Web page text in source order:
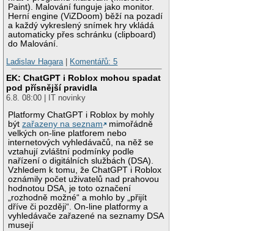
Paint). Malování funguje jako monitor.
Herní engine (ViZDoom) běží na pozadí
a každý vykreslený snímek hry vkládá
automaticky přes schránku (clipboard)
do Malování.
Ladislav Hagara| Komentářů: 5
EK: ChatGPT i Roblox mohou spadat
pod přísnější pravidla
6.8. 08:00 | IT novinky
Platformy ChatGPT i Roblox by mohly
býtzařazeny na seznam
mimořádně
velkých on-line platforem nebo
internetových vyhledávačů, na něž se
vztahují zvláštní podmínky podle
nařízení o digitálních službách (DSA).
Vzhledem k tomu, že ChatGPT i Roblox
oznámily počet uživatelů nad prahovou
hodnotou DSA, je toto označení
„rozhodně možné“ a mohlo by „přijít
dříve či později“. On-line platformy a
vyhledávače zařazené na seznamy DSA
musejí